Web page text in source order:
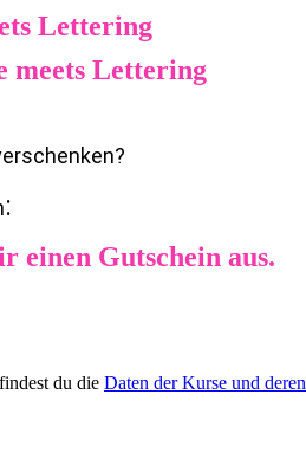
Lettering
meets Lettering
:
einen Gutschein aus.
du die Daten der Kurse und deren